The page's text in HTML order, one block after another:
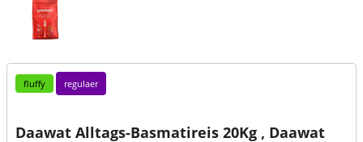
fluffy regulaer
Daawat Alltags-Basmatireis 20Kg , Daawat